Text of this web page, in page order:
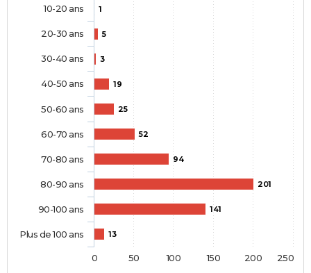
1
5
3
19
25
52
94
201
141
13
10-20 ans
20-30 ans
30-40 ans
40-50 ans
50-60 ans
60-70 ans
70-80 ans
80-90 ans
90-100 ans
Plus de 100 ans
0 50 100 150 200 250